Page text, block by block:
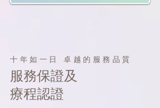
十年如一日 卓越的服務品質
服務保證及
療程認證